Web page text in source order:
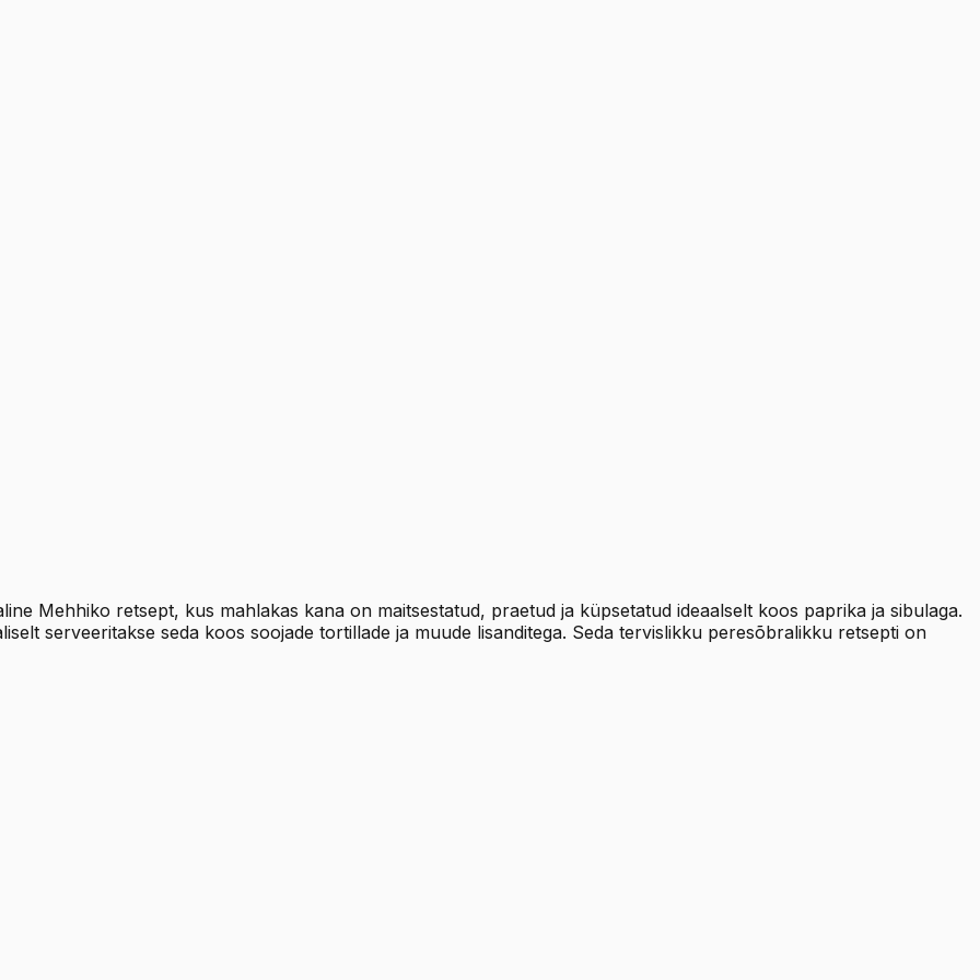
Mehhiko retsept, kus mahlakas kana on maitsestatud, praetud ja küpsetatud ideaalselt koos paprika ja sibulaga.
serveeritakse seda koos soojade tortillade ja muude lisanditega. Seda tervislikku peresõbralikku retsepti on